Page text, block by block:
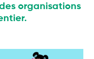
organisations